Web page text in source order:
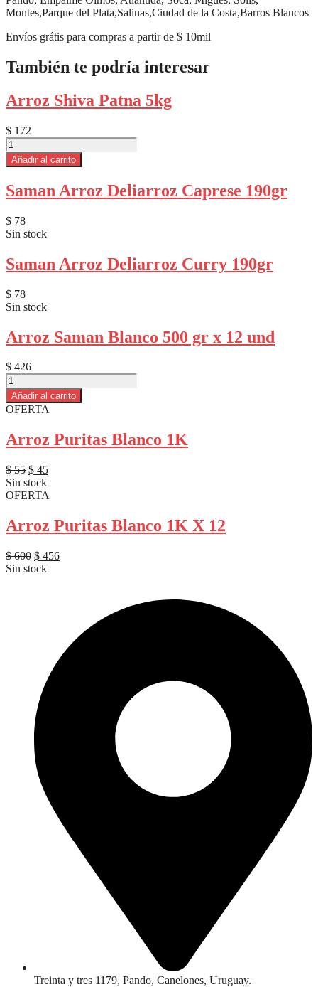
Montes,Parque del Plata,Salinas,Ciudad de la Costa,Barros Blancos
Envíos grátis para compras a partir de $ 10mil
También te podría interesar
Arroz Shiva Patna 5kg
$ 172
Arroz
Shiva
Patna
cantidad
Añadir al carrito
Saman Arroz Deliarroz Caprese 190gr
$ 78
Sin stock
Saman Arroz Deliarroz Curry 190gr
$ 78
Sin stock
Arroz Saman Blanco 500 gr x 12 und
$ 426
Arroz
Saman
Blanco
500
x
und
cantidad
Añadir al carrito
OFERTA
Arroz Puritas Blanco 1K
$55 El
precio
original
$ 45El
actual
$ 45.
Sin stock
OFERTA
Arroz Puritas Blanco 1K X 12
$600 El
precio
$ 456El
Sin stock
Treinta y tres 1179, Pando, Canelones, Uruguay.